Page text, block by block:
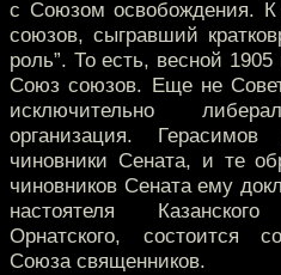
с Союзом освобождения. К
союзов, сыгравший
роль”. То есть, весной
Союз союзов. Еще не
исключительно
организация.
чиновники Сената, и те
чиновников Сената ему
настоятеля
Орнатского, состоится
Союза священников.